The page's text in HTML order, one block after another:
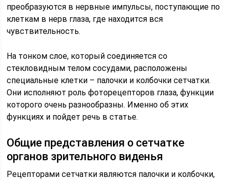
преобразуются в нервные импульсы, поступающие по
клеткам в нерв глаза, где находится вся
чувствительность.
На тонком слое, который соединяется со
стекловидным телом сосудами, расположены
специальные клетки – палочки и колбочки сетчатки.
Они исполняют роль фоторецепторов глаза, функции
которого очень разнообразны. Именно об этих
функциях и пойдет речь в статье.
Общие представления о сетчатке
органов зрительного виденья
Рецепторами сетчатки являются палочки и колбочки,